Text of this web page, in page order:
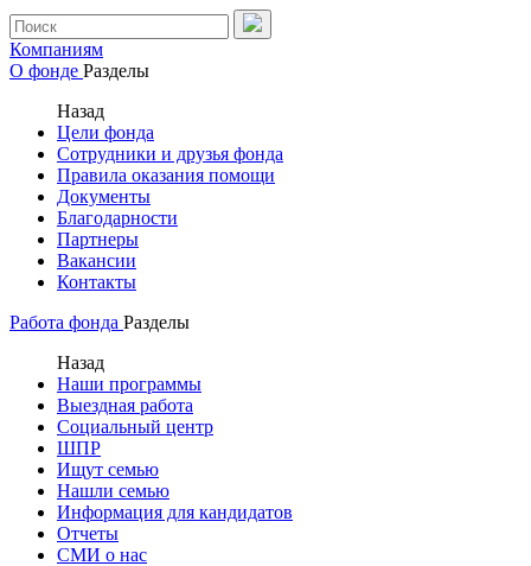
Компаниям
О фонде Разделы
Назад
Цели фонда
Сотрудники и друзья фонда
Правила оказания помощи
Документы
Благодарности
Партнеры
Вакансии
Контакты
Работа фонда Разделы
Назад
Наши программы
Выездная работа
Социальный центр
ШПР
Ищут семью
Нашли семью
Информация для кандидатов
Отчеты
СМИ о нас